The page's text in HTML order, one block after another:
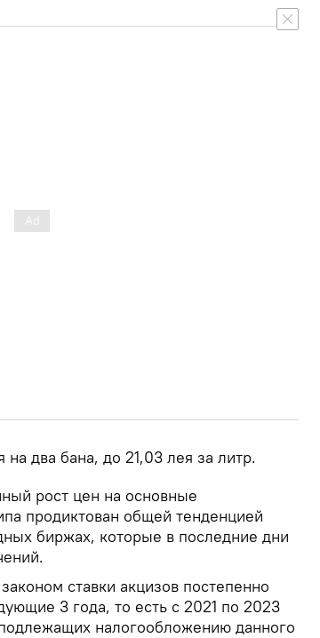
два бана, до 21,03 лея за литр.
рост цен на основные
продиктован общей тенденцией
биржах, которые в последние дни
ставки акцизов постепенно
3 года, то есть с 2021 по 2023
налогообложению данного